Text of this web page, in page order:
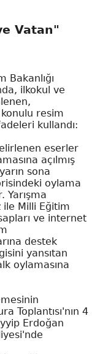
Vatan"
Bakanlığı
ilkokul ve
resim
kullandı:
eserler
açılmış
sona
oylama
Yarışma
ile Milli Eğitim
ve internet
destek
yansıtan
oylamasına
Toplantısı'nın 4
Erdoğan